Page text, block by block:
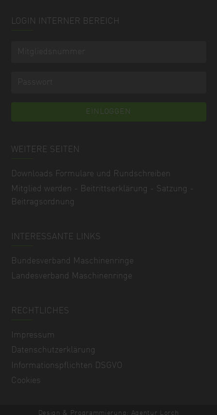
LOGIN INTERNER BEREICH
WEITERE SEITEN
Downloads Formulare und Rundschreiben
Mitglied werden - Beitrittserklärung - Satzung -
Beitragsordnung
INTERESSANTE LINKS
Bundesverband Maschinenringe
Landesverband Maschinenringe
RECHTLICHES
Impressum
Datenschutzerklärung
Informationspflichten DSGVO
Cookies
Design & Programmierung: Agentur Lorch